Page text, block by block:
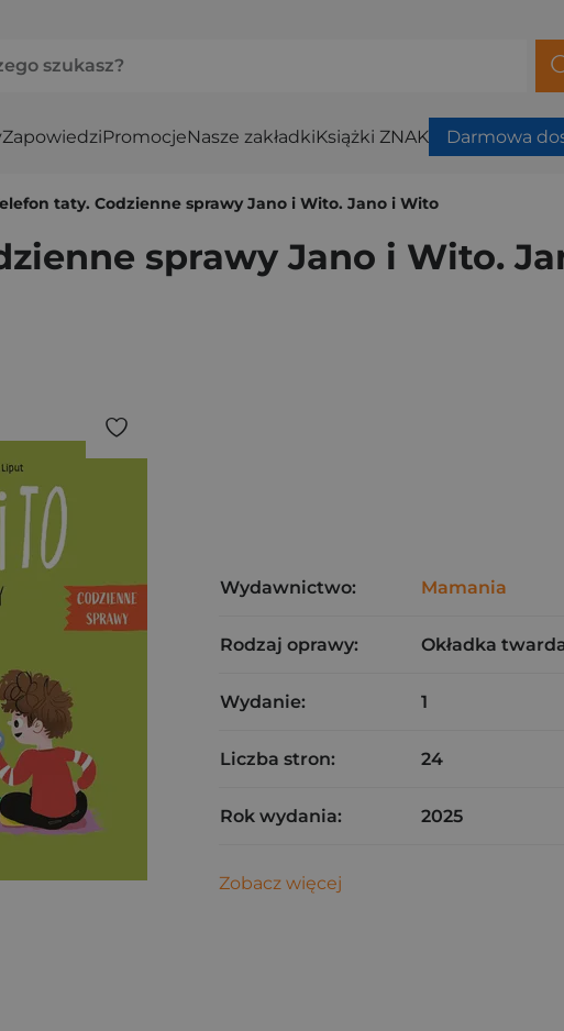
ZapowiedziPromocjeNasze zakładkiKsiążki ZNAK Darmowa
taty. Codzienne sprawy Jano i Wito. Jano i Wito
sprawy Jano i Wito.
Wydawnictwo: Mamania
Rodzaj oprawy: Okładka
Wydanie: 1
Liczba stron: 24
Rok wydania: 2025
Zobacz więcej